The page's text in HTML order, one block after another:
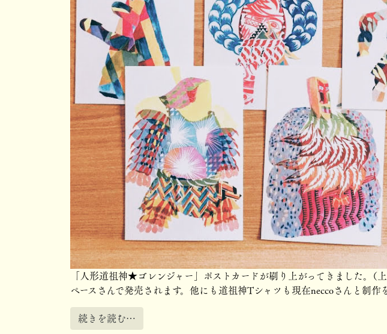
「人形道祖神★ゴレンジャー」ポストカードが刷り上がってきました。
ペースさんで発売されます。他にも道祖神Tシャツも現在neccoさんと制
続きを読む…